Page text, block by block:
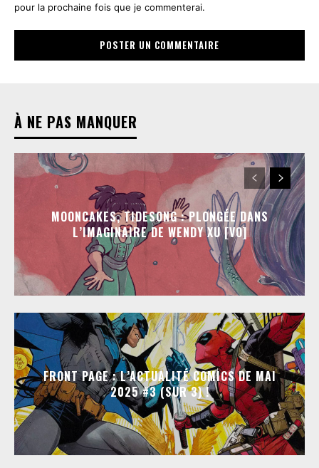
pour la prochaine fois que je commenterai.
À NE PAS MANQUER
MOONCAKES, TIDESONG : PLONGÉE DANS
L’IMAGINAIRE DE WENDY XU [VO]
FRONT PAGE : L’ACTUALITÉ COMICS DE MAI
2025 #3 (SUR 3) !